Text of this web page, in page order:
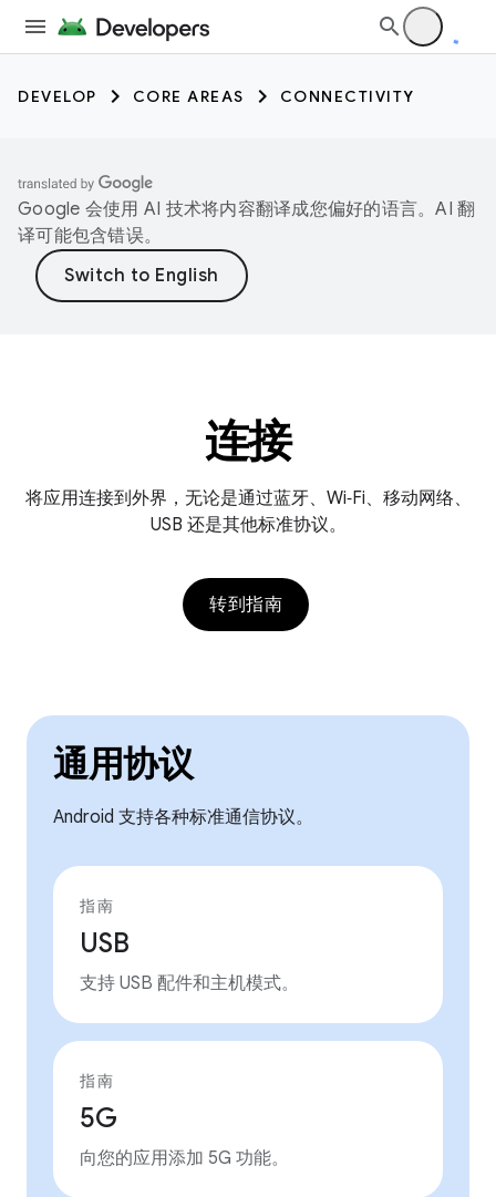
DEVELOP CORE AREAS CONNECTIVITY
Google 会使用 AI 技术将内容翻译成您偏好的语言。AI 翻
译可能包含错误。
连接
将应用连接到外界，无论是通过蓝牙、Wi‑Fi、移动网络、
USB 还是其他标准协议。
转到指南
通用协议
Android 支持各种标准通信协议。
指南
USB
支持 USB 配件和主机模式。
指南
5G
向您的应用添加 5G 功能。